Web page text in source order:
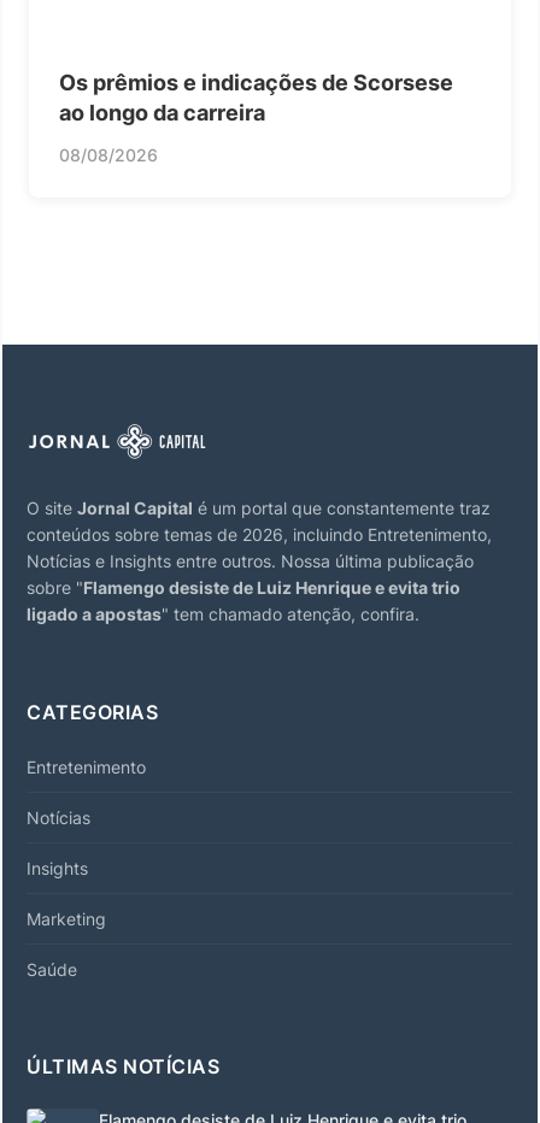
Os prêmios e indicações de Scorsese
ao longo da carreira
08/08/2026
O site Jornal Capital é um portal que constantemente traz
conteúdos sobre temas de 2026, incluindo Entretenimento,
Notícias e Insights entre outros. Nossa última publicação
sobre "Flamengo desiste de Luiz Henrique e evita trio
ligado a apostas" tem chamado atenção, confira.
CATEGORIAS
Entretenimento
Notícias
Insights
Marketing
Saúde
ÚLTIMAS NOTÍCIAS